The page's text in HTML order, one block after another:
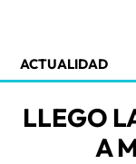
ACTUALIDAD
LLEGO
A